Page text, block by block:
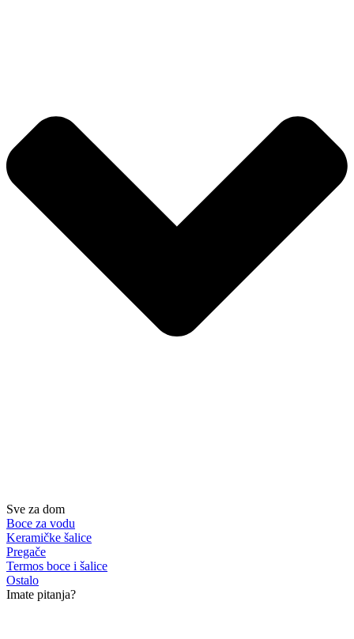
Sve za dom
Boce za vodu
Keramičke šalice
Pregače
Termos boce i šalice
Ostalo
Imate pitanja?